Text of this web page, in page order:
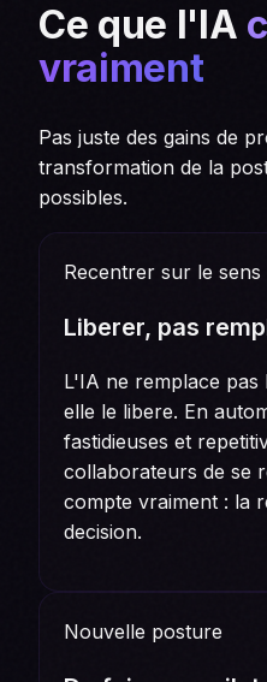
Ce que l'IA
vraiment
Pas juste des gains de
transformation de la
possibles.
Recentrer sur le sens
Liberer, pas
L'IA ne remplace
elle le libere. En
fastidieuses et
collaborateurs de se
compte vraiment : la
decision.
Nouvelle posture